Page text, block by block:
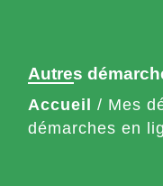
Autres
Accueil / Mes
démarches en